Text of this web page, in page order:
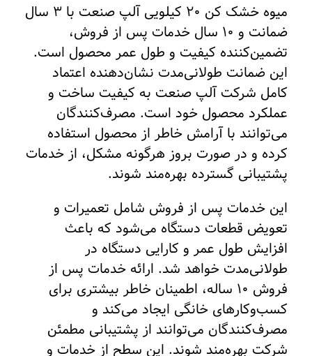
میوه خشک کن 20 کیلویی آلپ صنعت با 3 سال
ضمانت و 10 سال خدمات پس از فروش،
تضمین‌کننده کیفیت و طول عمر محصول است.
این ضمانت طولانی‌مدت نشان‌دهنده اعتماد
کامل شرکت آلپ صنعت به کیفیت ساخت و
عملکرد محصول خود است. مصرف‌کنندگان
می‌توانند با آرامش خاطر از محصول استفاده
کرده و در صورت بروز هرگونه مشکل، از خدمات
پشتیبانی گسترده بهره‌مند شوند.
این خدمات پس از فروش شامل تعمیرات و
تعویض قطعات دستگاه می‌شود که باعث
افزایش طول عمر و کارایی دستگاه در
طولانی‌مدت خواهد شد. ارائه خدمات پس از
فروش 10 ساله، اطمینان خاطر بیشتری برای
کسب‌وکارهای خانگی ایجاد می‌کند و
مصرف‌کنندگان می‌توانند از پشتیبانی مطمئن
شرکت بهره‌مند شوند. این سطح از خدمات و